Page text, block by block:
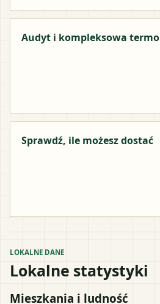
Audyt i kompleksowa
Sprawdź, ile możesz dostać
LOKALNE DANE
Lokalne statystyki
Mieszkania i ludność